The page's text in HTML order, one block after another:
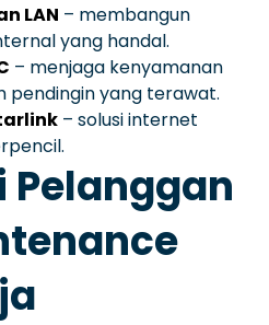
LAN – membangun
yang handal.
– menjaga kenyamanan
pendingin yang terawat.
– solusi internet